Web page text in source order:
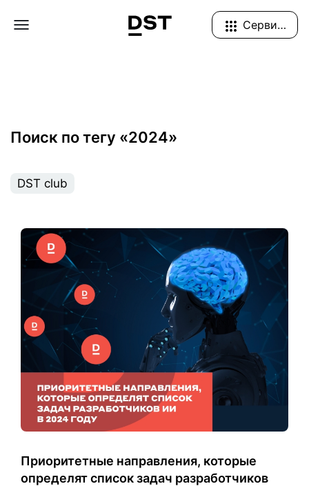
Navigation Menu Сервисы
Поиск по тегу «2024»
DST club
Приоритетные направления, которые
определят список задач разработчиков